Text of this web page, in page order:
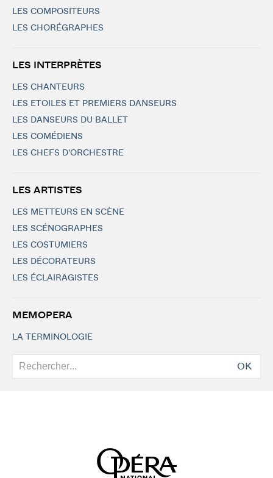
LES COMPOSITEURS
LES CHORÉGRAPHES
LES INTERPRÈTES
LES CHANTEURS
LES ETOILES ET PREMIERS DANSEURS
LES DANSEURS DU BALLET
LES COMÉDIENS
LES CHEFS D'ORCHESTRE
LES ARTISTES
LES METTEURS EN SCÈNE
LES SCÉNOGRAPHES
LES COSTUMIERS
LES DÉCORATEURS
LES ÉCLAIRAGISTES
MEMOPERA
LA TERMINOLOGIE
OK